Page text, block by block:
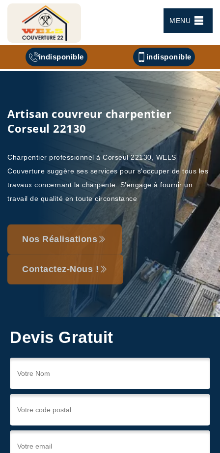
MENU
indisponible indisponible
Artisan couvreur charpentier
Corseul 22130
Charpentier professionnel à Corseul 22130, WELS
Couverture suggère ses services pour s'occuper de tous les
travaux concernant la charpente. S'engage à fournir un
travail de qualité en toute circonstance
Devis Gratuit